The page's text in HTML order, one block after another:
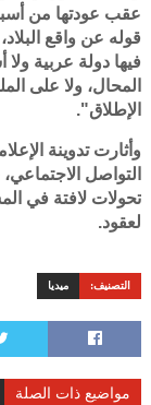
عقب عودتها من
قوله عن واقع
فيها دولة عربية
المحال، ولا على
الإطلاق".
وأثارت تدوينة
التواصل
تحولات لافتة في
لعقود.
التصنيف: ميديا
مواضيع ذات الصلة